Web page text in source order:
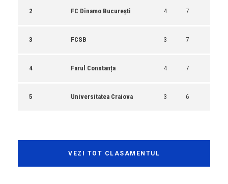
2 FC Dinamo București 4 7
3 FCSB 3 7
4 Farul Constanța 4 7
5 Universitatea Craiova 3 6
VEZI TOT CLASAMENTUL